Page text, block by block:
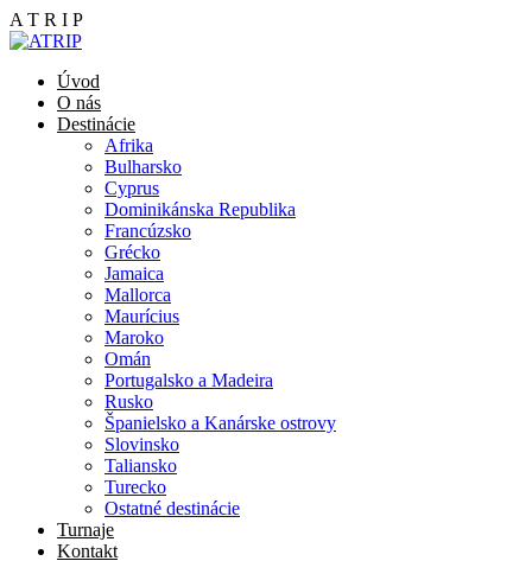
A T R I P
Úvod
O nás
Destinácie
Afrika
Bulharsko
Cyprus
Dominikánska Republika
Francúzsko
Grécko
Jamaica
Mallorca
Maurícius
Maroko
Omán
Portugalsko a Madeira
Rusko
Španielsko a Kanárske ostrovy
Slovinsko
Taliansko
Turecko
Ostatné destinácie
Turnaje
Kontakt